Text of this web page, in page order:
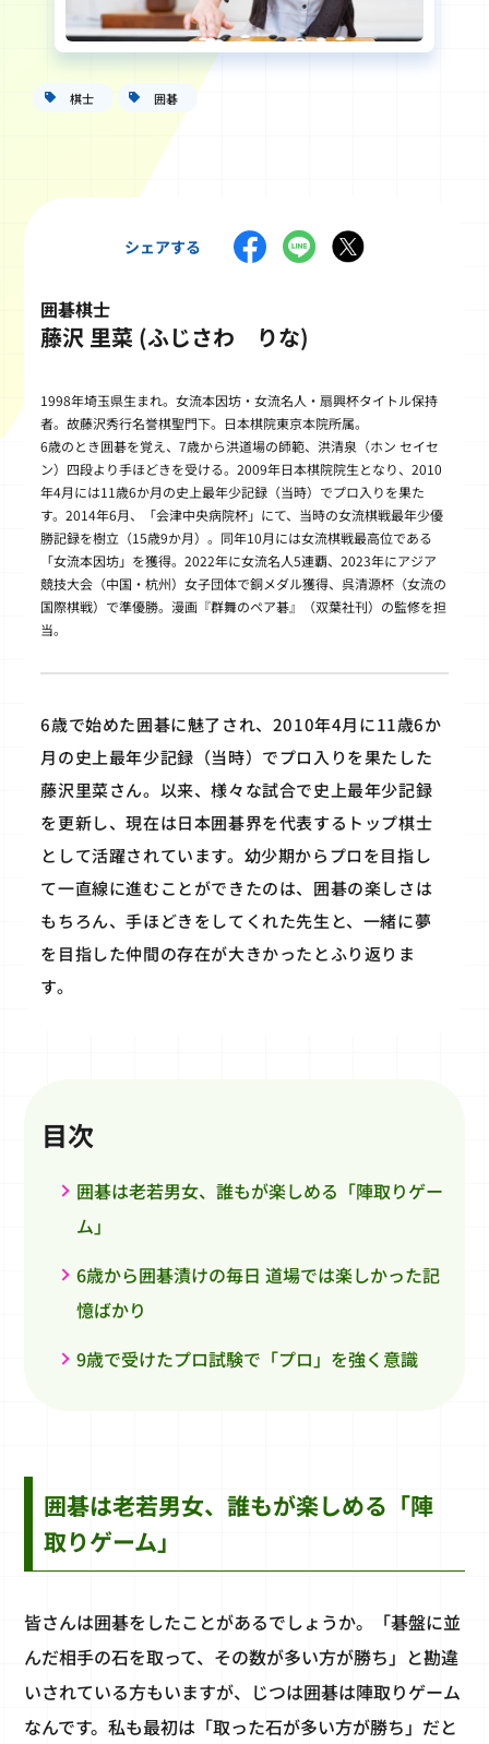
棋士 囲碁
シェアする
囲碁棋士
藤沢 里菜 (ふじさわ りな)
1998年埼玉県生まれ。女流本因坊・女流名人・扇興杯タイトル保持
者。故藤沢秀行名誉棋聖門下。日本棋院東京本院所属。
6歳のとき囲碁を覚え、7歳から洪道場の師範、洪清泉（ホン セイセ
ン）四段より手ほどきを受ける。2009年日本棋院院生となり、2010
年4月には11歳6か月の史上最年少記録（当時）でプロ入りを果た
す。2014年6月、「会津中央病院杯」にて、当時の女流棋戦最年少優
勝記録を樹立（15歳9か月）。同年10月には女流棋戦最高位である
「女流本因坊」を獲得。2022年に女流名人5連覇、2023年にアジア
競技大会（中国・杭州）女子団体で銅メダル獲得、呉清源杯（女流の
国際棋戦）で準優勝。漫画『群舞のペア碁』（双葉社刊）の監修を担
当。
6歳で始めた囲碁に魅了され、2010年4月に11歳6か
月の史上最年少記録（当時）でプロ入りを果たした
藤沢里菜さん。以来、様々な試合で史上最年少記録
を更新し、現在は日本囲碁界を代表するトップ棋士
として活躍されています。幼少期からプロを目指し
て一直線に進むことができたのは、囲碁の楽しさは
もちろん、手ほどきをしてくれた先生と、一緒に夢
を目指した仲間の存在が大きかったとふり返りま
す。
目次
囲碁は老若男女、誰もが楽しめる「陣取りゲー
ム」
6歳から囲碁漬けの毎日 道場では楽しかった記
憶ばかり
9歳で受けたプロ試験で「プロ」を強く意識
囲碁は老若男女、誰もが楽しめる「陣
取りゲーム」
皆さんは囲碁をしたことがあるでしょうか。「碁盤に並
んだ相手の石を取って、その数が多い方が勝ち」と勘違
いされている方もいますが、じつは囲碁は陣取りゲーム
なんです。私も最初は「取った石が多い方が勝ち」だと